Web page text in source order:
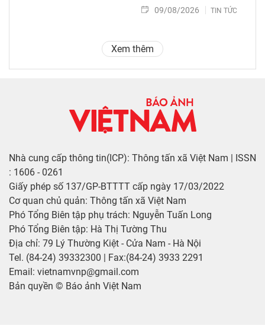
09/08/2026 TIN TỨC
Xem thêm
Nhà cung cấp thông tin(ICP): Thông tấn xã Việt Nam | ISSN
: 1606 - 0261
Giấy phép số 137/GP-BTTTT cấp ngày 17/03/2022
Cơ quan chủ quản: Thông tấn xã Việt Nam
Phó Tổng Biên tập phụ trách: Nguyễn Tuấn Long
Phó Tổng Biên tập: Hà Thị Tường Thu
Địa chỉ: 79 Lý Thường Kiệt - Cửa Nam - Hà Nội
Tel. (84-24) 39332300 | Fax:(84-24) 3933 2291
Email: vietnamvnp@gmail.com
Bản quyền © Báo ảnh Việt Nam